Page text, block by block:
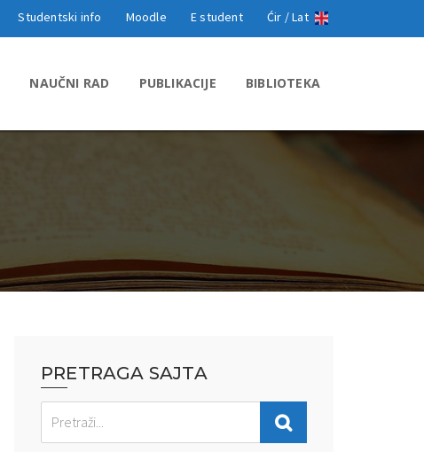
Studentski info Moodle E student Ćir /Lat
NAUČNI RAD PUBLIKACIJE BIBLIOTEKA
PRETRAGA SAJTA